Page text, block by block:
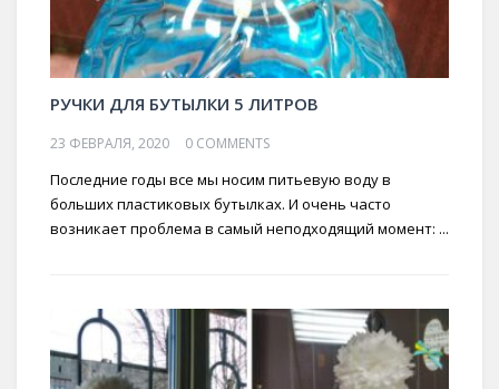
РУЧКИ ДЛЯ БУТЫЛКИ 5 ЛИТРОВ
23 ФЕВРАЛЯ, 2020 0 COMMENTS
Последние годы все мы носим питьевую воду в
больших пластиковых бутылках. И очень часто
возникает проблема в самый неподходящий момент: ...